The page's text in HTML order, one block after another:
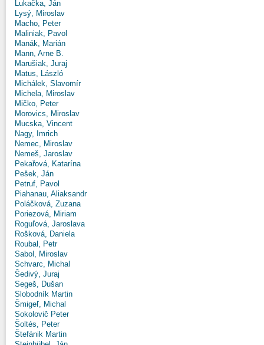
Lukačka, Ján
Lysý, Miroslav
Macho, Peter
Maliniak, Pavol
Manák, Marián
Mann, Arne B.
Marušiak, Juraj
Matus, László
Michálek, Slavomír
Michela, Miroslav
Mičko, Peter
Morovics, Miroslav
Mucska, Vincent
Nagy, Imrich
Nemec, Miroslav
Nemeš, Jaroslav
Pekařová, Katarína
Pešek, Ján
Petruf, Pavol
Piahanau, Aliaksandr
Poláčková, Zuzana
Poriezová, Miriam
Roguľová, Jaroslava
Rošková, Daniela
Roubal, Petr
Sabol, Miroslav
Schvarc, Michal
Šedivý, Juraj
Segeš, Dušan
Slobodník Martin
Šmigeľ, Michal
Sokolovič Peter
Šoltés, Peter
Štefánik Martin